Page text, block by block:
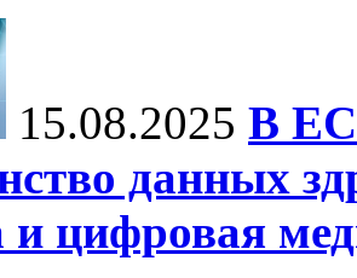
15.08.2025 В ЕС
данных
и цифровая